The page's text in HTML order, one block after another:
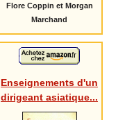
Flore Coppin et Morgan
Marchand
Enseignements d'un
dirigeant asiatique...